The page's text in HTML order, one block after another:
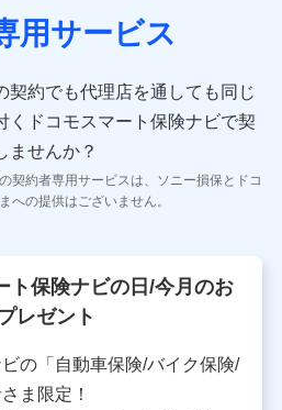
として、保険契約者及び被保険
日、性別、保険契約者と被保険
などの情報、ペットの種類や年
れます。
囲】
コモが提供する保険関連サービ
付および管理のため
提携会社の保険その他に関する
また維持管理等の委託業務遂行の
、関連する当社、株式会社NTT
用サービス
契約でも代理店を通しても同じ
くドコモスマート保険ナビで契
ませんか？
契約者専用サービスは、ソニー損保とドコ
への提供はございません。
ト保険ナビの日/今月のお
レゼント
の「自動車保険/バイク保険/
ま限定！